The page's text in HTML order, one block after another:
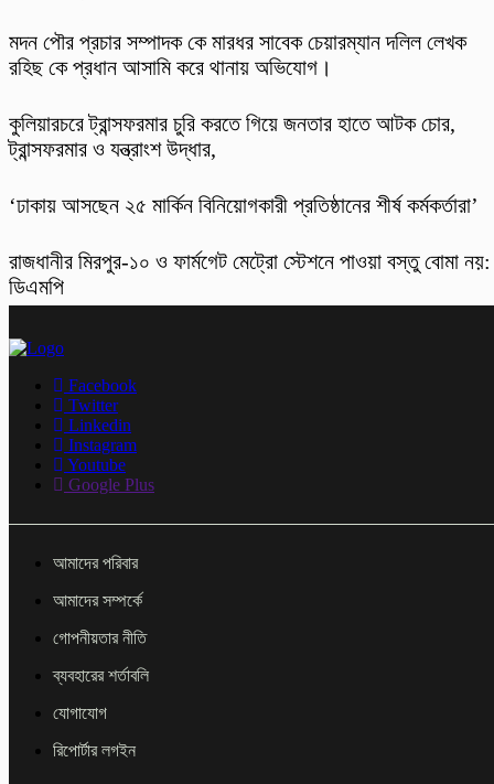
মদন পৌর প্রচার সম্পাদক কে মারধর সাবেক চেয়ারম্যান দলিল লেখক
রহিছ কে প্রধান আসামি করে থানায় অভিযোগ।
কুলিয়ারচরে ট্রান্সফরমার চুরি করতে গিয়ে জনতার হাতে আটক চোর,
ট্রান্সফরমার ও যন্ত্রাংশ উদ্ধার,
‘ঢাকায় আসছেন ২৫ মার্কিন বিনিয়োগকারী প্রতিষ্ঠানের শীর্ষ কর্মকর্তারা’
রাজধানীর মিরপুর-১০ ও ফার্মগেট মেট্রো স্টেশনে পাওয়া বস্তু বোমা নয়:
ডিএমপি
Facebook
Twitter
Linkedin
Instagram
Youtube
Google Plus
আমাদের পরিবার
আমাদের সম্পর্কে
গোপনীয়তার নীতি
ব্যবহারের শর্তাবলি
যোগাযোগ
রিপোর্টার লগইন